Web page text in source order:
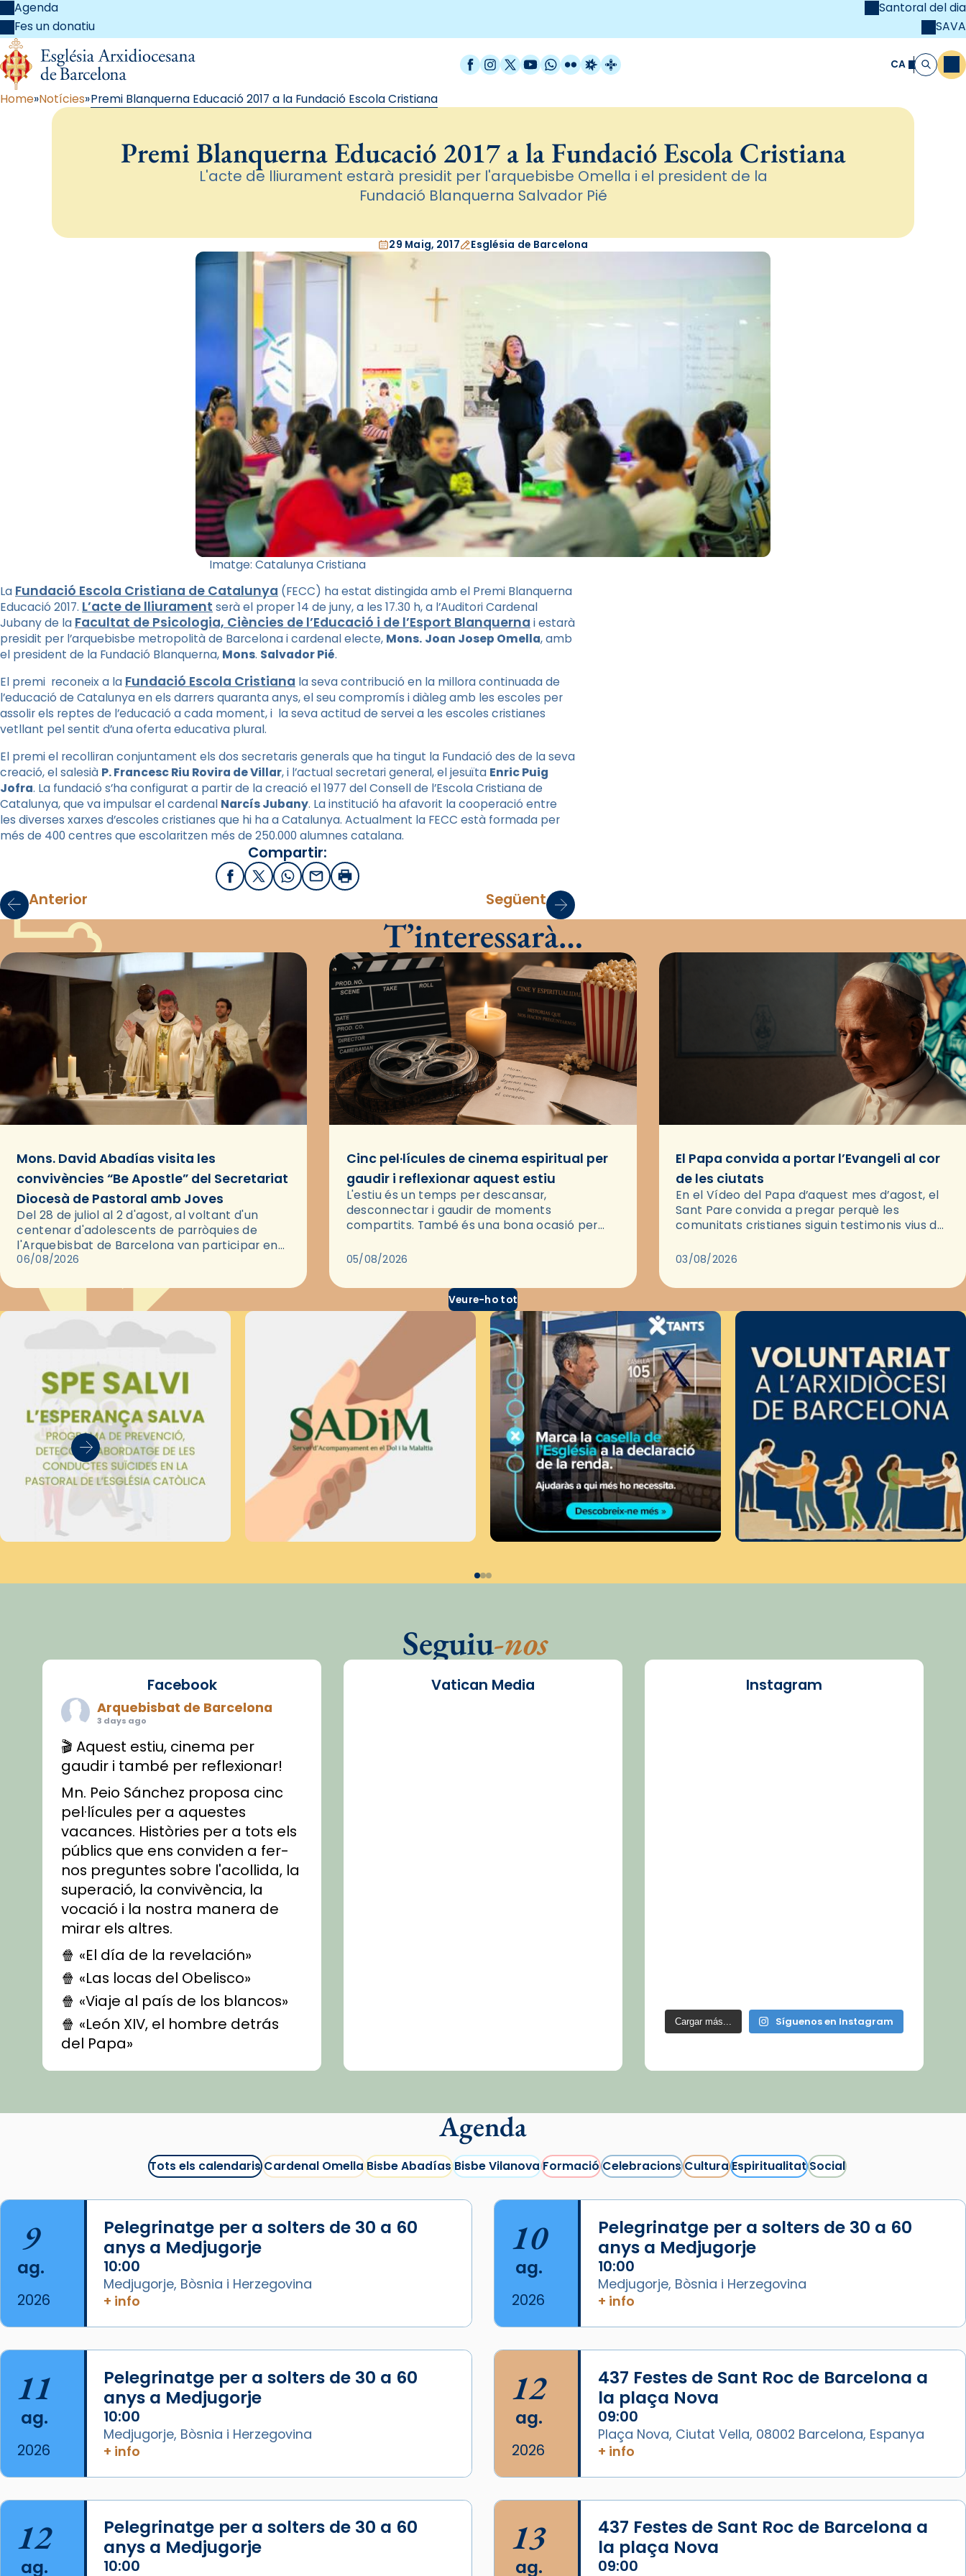
Agenda
Fes un donatiu
Santoral del dia
SAVA
Facebook
Instagram
X / Twitter
YouTube
WhatsApp
FlickrRadio Estel
Catalunya Cristiana CA Cerca
Home Notícies Premi Blanquerna Educació 2017 a la Fundació Escola Cristiana
Premi Blanquerna Educació 2017 a la Fundació Escola Cristiana
L'acte de lliurament estarà presidit per l'arquebisbe Omella i el president de la
Fundació Blanquerna Salvador Pié
29 Maig, 2017 Església de Barcelona
Imatge: Catalunya Cristiana
La Fundació Escola Cristiana de Catalunya (FECC) ha estat distingida amb el Premi Blanquerna
Educació 2017. L’acte de lliurament serà el proper 14 de juny, a les 17.30 h, a l’Auditori Cardenal
Jubany de la Facultat de Psicologia, Ciències de l’Educació i de l’Esport Blanquerna i estarà
presidit per l’arquebisbe metropolità de Barcelona i cardenal electe, Mons. Joan Josep Omella, amb
el president de la Fundació Blanquerna, Mons. Salvador Pié.
El premi reconeix a la Fundació Escola Cristiana la seva contribució en la millora continuada de
l’educació de Catalunya en els darrers quaranta anys, el seu compromís i diàleg amb les escoles per
assolir els reptes de l’educació a cada moment, i la seva actitud de servei a les escoles cristianes
vetllant pel sentit d’una oferta educativa plural.
El premi el recolliran conjuntament els dos secretaris generals que ha tingut la Fundació des de la seva
creació, el salesià P. Francesc Riu Rovira de Villar, i l’actual secretari general, el jesuïta Enric Puig
Jofra. La fundació s’ha configurat a partir de la creació el 1977 del Consell de l’Escola Cristiana de
Catalunya, que va impulsar el cardenal Narcís Jubany. La institució ha afavorit la cooperació entre
les diverses xarxes d’escoles cristianes que hi ha a Catalunya. Actualment la FECC està formada per
més de 400 centres que escolaritzen més de 250.000 alumnes catalana.
Compartir:
FacebookX / Twitter
WhatsApp
EmailImprimir
Anterior Següent
T’interessarà…
Mons. David Abadías visita les
convivències “Be Apostle” del Secretariat
Diocesà de Pastoral amb Joves
Del 28 de juliol al 2 d'agost, al voltant d'un
centenar d'adolescents de parròquies de
l'Arquebisbat de Barcelona van participar en
les convivències Be Apostle, organitzades pel
06/08/2026
Cinc pel·lícules de cinema espiritual per
gaudir i reflexionar aquest estiu
L'estiu és un temps per descansar,
desconnectar i gaudir de moments
compartits. També és una bona ocasió per
través del cinema, reflexionar sobre les…
05/08/2026
El Papa convida a portar l’Evangeli al cor
de les ciutats
En el Vídeo del Papa d’aquest mes d’agost, el
Sant Pare convida a pregar perquè les
comunitats cristianes siguin testimonis vius de
pregària, el…
03/08/2026
Veure-ho tot
Seguiu-nos
Facebook
Arquebisbat de Barcelona
3 days ago
🎬 Aquest estiu, cinema per
gaudir i també per reflexionar!
Mn. Peio Sánchez proposa cinc
pel·lícules per a aquestes
vacances. Històries per a tots els
públics que ens conviden a fer-
nos preguntes sobre l'acollida, la
superació, la convivència, la
vocació i la nostra manera de
mirar els altres.
🍿 «El día de la revelación»
🍿 «Las locas del Obelisco»
🍿 «Viaje al país de los blancos»
🍿 «León XIV, el hombre detrás
del Papa»
🍿 «Las ovejas detectives»
recomanacions i prepara una
#CinemaEspiritualitual
@cinemaspiritcat
Imatge: Generada amb IA
(OpenAI)
Video
View on Facebook
Arquebisbat de Barcelona
Lluís Companys, la jove va fer
arribar el seu testimoni al papa
Lleó XIV.
Recupera l'entrevista
papa-viaje-espana-testimoni...
Photo
Vatican Media Instagram
Cargar más... Síguenos en Instagram
Agenda
Tots els calendarisCardenal OmellaBisbe AbadíasBisbe VilanovaFormacióCelebracionsCulturaEspiritualitatSocial
9
ag.
2026
Pelegrinatge per a solters de 30 a 60
anys a Medjugorje
10:00
Medjugorje, Bòsnia i Herzegovina
+ info
10
ag.
2026
Pelegrinatge per a solters de 30 a 60
anys a Medjugorje
10:00
Medjugorje, Bòsnia i Herzegovina
+ info
11
ag.
2026
Pelegrinatge per a solters de 30 a 60
anys a Medjugorje
10:00
Medjugorje, Bòsnia i Herzegovina
+ info
12
ag.
2026
437 Festes de Sant Roc de Barcelona a
la plaça Nova
09:00
Plaça Nova, Ciutat Vella, 08002 Barcelona, Espanya
+ info
12
ag.
Pelegrinatge per a solters de 30 a 60
anys a Medjugorje
10:00
13
ag.
437 Festes de Sant Roc de Barcelona a
la plaça Nova
09:00